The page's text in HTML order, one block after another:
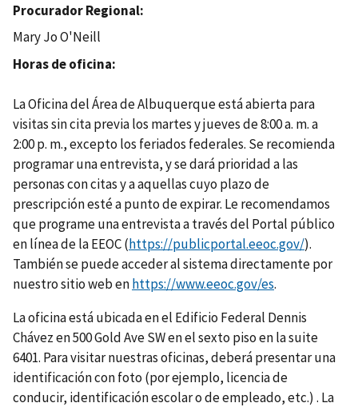
Procurador Regional
Mary Jo O'Neill
Horas de oficina
La Oficina del Área de Albuquerque está abierta para
visitas sin cita previa los martes y jueves de 8:00 a. m. a
2:00 p. m., excepto los feriados federales. Se recomienda
programar una entrevista, y se dará prioridad a las
personas con citas y a aquellas cuyo plazo de
prescripción esté a punto de expirar. Le recomendamos
que programe una entrevista a través del Portal público
en línea de la EEOC (https://publicportal.eeoc.gov/).
También se puede acceder al sistema directamente por
nuestro sitio web enhttps://www.eeoc.gov/es.
La oficina está ubicada en el Edificio Federal Dennis
Chávez en 500 Gold Ave SW en el sexto piso en la suite
6401. Para visitar nuestras oficinas, deberá presentar una
identificación con foto (por ejemplo, licencia de
conducir, identificación escolar o de empleado, etc.) . La